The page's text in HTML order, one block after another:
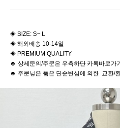
◈ SIZE: S~ L
◈ 해외배송 10-14일
◈ PREMIUM QUALITY
☻ 상세문의/주문은 우측하단 카톡바로가
☻ 주문넣은 품은 단순변심에 의한 교환/